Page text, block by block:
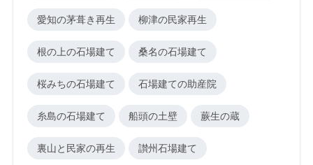
愛知の茅葺き再生 柳津の民家再生
根の上の石場建て 桑名の石場建て
桜みちの石場建て 石場建ての助産院
糸島の石場建て 船頭の土壁 蕨生の蔵
裏山と民家の再生 讃州石場建て